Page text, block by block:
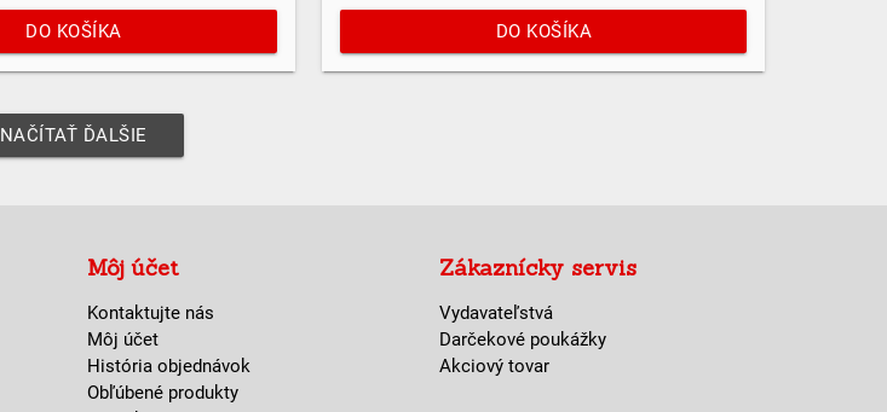
DO KOŠÍKA DO KOŠÍKA
NAČÍTAŤ ĎALŠIE
Môj účet
Kontaktujte nás
Môj účet
História objednávok
Obľúbené produkty
Zákaznícky servis
Vydavateľstvá
Darčekové poukážky
Akciový tovar